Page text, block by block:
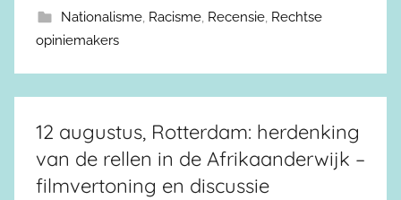
Nationalisme, Racisme, Recensie, Rechtse
opiniemakers
12 augustus, Rotterdam: herdenking
van de rellen in de Afrikaanderwijk –
filmvertoning en discussie